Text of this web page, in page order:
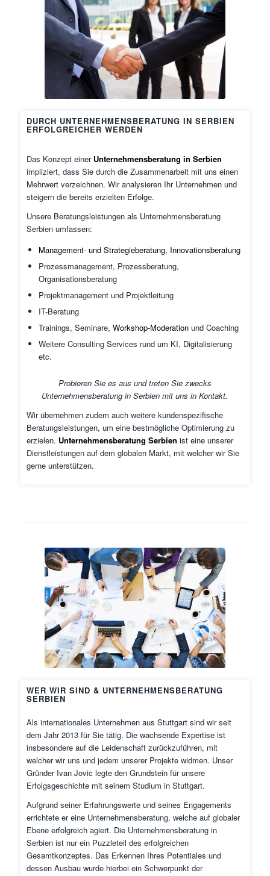
DURCH UNTERNEHMENSBERATUNG IN SERBIEN
ERFOLGREICHER WERDEN
Das Konzept einer Unternehmensberatung in Serbien
impliziert, dass Sie durch die Zusammenarbeit mit uns einen
Mehrwert verzeichnen. Wir analysieren Ihr Unternehmen und
steigern die bereits erzielten Erfolge.
Unsere Beratungsleistungen als Unternehmensberatung
Serbien umfassen:
Management- und Strategieberatung, Innovationsberatung
Prozessmanagement, Prozessberatung,
Organisationsberatung
Projektmanagement und Projektleitung
IT-Beratung
Trainings, Seminare, Workshop-Moderationund Coaching
Weitere Consulting Services rund um KI, Digitalisierung
etc.
Probieren Sie es aus und treten Sie zwecks
Unternehmensberatung in Serbien mit uns in Kontakt.
Wir übernehmen zudem auch weitere kundenspezifische
Beratungsleistungen, um eine bestmögliche Optimierung zu
erzielen. Unternehmensberatung Serbien ist eine unserer
Dienstleistungen auf dem globalen Markt, mit welcher wir Sie
gerne unterstützen.
WER WIR SIND & UNTERNEHMENSBERATUNG
SERBIEN
Als internationales Unternehmen aus Stuttgart sind wir seit
dem Jahr 2013 für Sie tätig. Die wachsende Expertise ist
insbesondere auf die Leidenschaft zurückzuführen, mit
welcher wir uns und jedem unserer Projekte widmen. Unser
Gründer Ivan Jovic legte den Grundstein für unsere
Erfolgsgeschichte mit seinem Studium in Stuttgart.
Aufgrund seiner Erfahrungswerte und seines Engagements
errichtete er eine Unternehmensberatung, welche auf globaler
Ebene erfolgreich agiert. Die Unternehmensberatung in
Serbien ist nur ein Puzzleteil des erfolgreichen
Gesamtkonzeptes. Das Erkennen Ihres Potentiales und
dessen Ausbau wurde hierbei ein Schwerpunkt der